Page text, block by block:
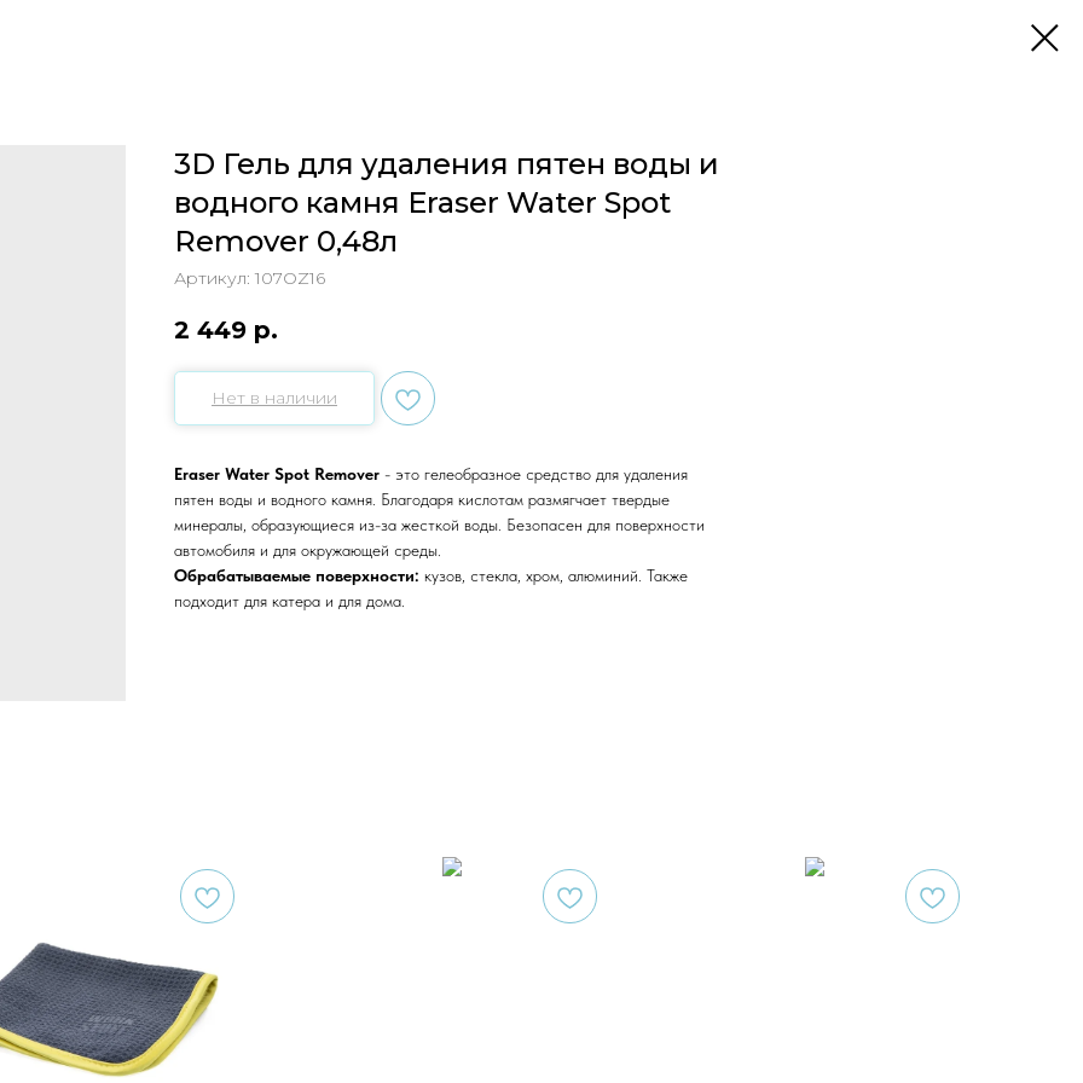
3D Гель для удаления пятен воды и
водного камня Eraser Water Spot
Remover 0,48л
Артикул: 107OZ16
2 449 р.
Нет в наличии
Eraser Water Spot Remover - это гелеобразное средство для удаления
пятен воды и водного камня. Благодаря кислотам размягчает твердые
минералы, образующиеся из-за жесткой воды. Безопасен для поверхности
автомобиля и для окружающей среды.
Обрабатываемые поверхности: кузов, стекла, хром, алюминий. Также
подходит для катера и для дома.